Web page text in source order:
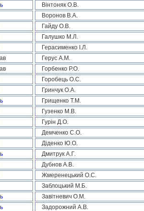
Вінтоняк О.В.
Воронов В.А.
Гайду О.В.
Галушко М.Л.
Герасименко І.Л.
Герус А.М.
Горбенко Р.О.
Горобець О.С.
Гринчук О.А.
Грищенко Т.М.
Гузенко М.В.
Гурін Д.О.
Демченко С.О.
Діденко Ю.О.
Дмитрук А.Г.
Дубнов А.В.
Жмеренецький О.С.
Заблоцький М.Б.
Завітневич О.М.
Задорожний А.В.